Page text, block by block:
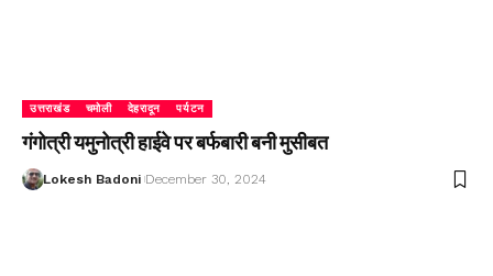
उत्तराखंड चमोली देहरादून पर्यटन
गंगोत्री यमुनोत्री हाईवे पर बर्फबारी बनी मुसीबत
Lokesh Badoni December 30, 2024